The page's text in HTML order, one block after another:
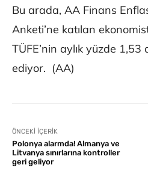
Bu arada, AA Finans
Anketi’ne katılan
TÜFE’nin aylık yüzde 1,53
ediyor. (AA)
ÖNCEKI İÇERIK
Polonya alarmda! Almanya ve
Litvanya sınırlarına kontroller
geri geliyor